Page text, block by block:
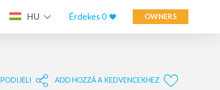
HU Érdekes 0 OWNERS
PODIJELI ADD HOZZÁ A KEDVENCEKHEZ